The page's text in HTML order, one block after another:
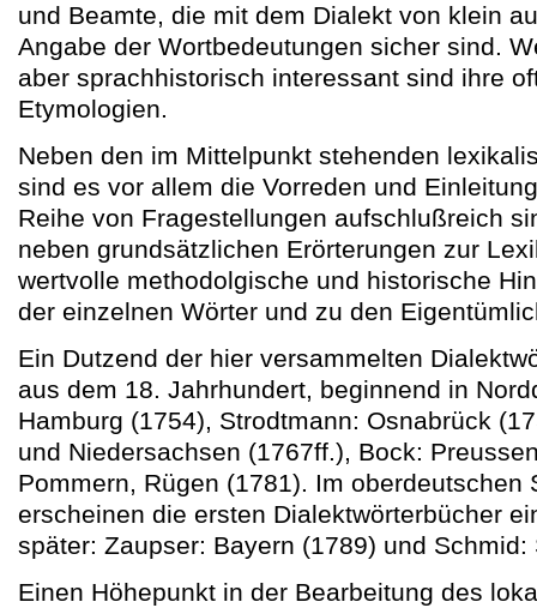
und Beamte, die mit dem Dialekt von klein
Angabe der Wortbedeutungen sicher sind.
aber sprachhistorisch interessant sind ihre
Etymologien.
Neben den im Mittelpunkt stehenden
sind es vor allem die Vorreden und
Reihe von Fragestellungen aufschlußreich
neben grundsätzlichen Erörterungen zur
wertvolle methodolgische und historische
der einzelnen Wörter und zu den
Ein Dutzend der hier versammelten
aus dem 18. Jahrhundert, beginnend in
Hamburg (1754), Strodtmann: Osnabrück
und Niedersachsen (1767ff.), Bock:
Pommern, Rügen (1781). Im oberdeutschen
erscheinen die ersten Dialektwörterbücher
später: Zaupser: Bayern (1789) und Schmid:
Einen Höhepunkt in der Bearbeitung des